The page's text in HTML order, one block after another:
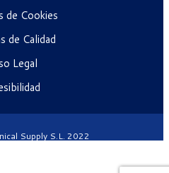
de Cookies
de Calidad
Legal
Supply S.L. 2022